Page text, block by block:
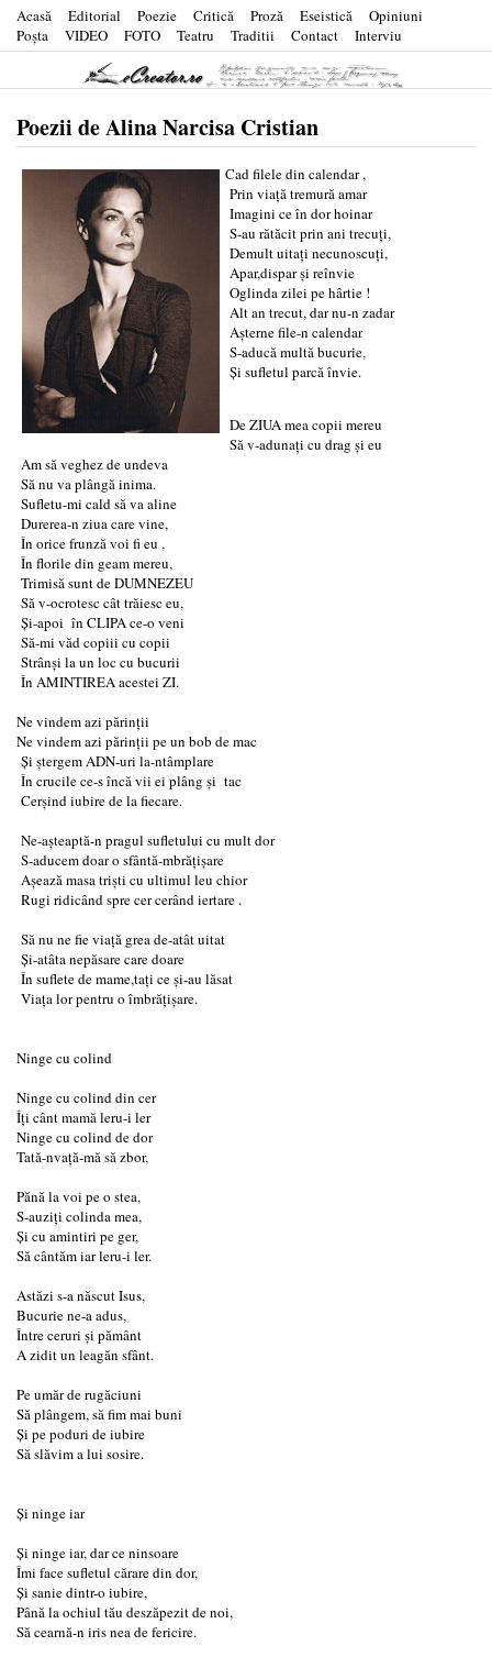
Acasă Editorial Poezie Critică Proză Eseistică
Opiniuni
Poşta
VIDEO FOTO Teatru Traditii Contact Interviu
Poezii de Alina Narcisa Cristian
Cad filele din calendar ,
Prin viață tremură amar
Imagini ce în dor hoinar
S-au rătăcit prin ani trecuți,
Demult uitați necunoscuți,
Apar,dispar și reînvie
Oglinda zilei pe hârtie !
Alt an trecut, dar nu-n zadar
Așterne file-n calendar
S-aducă multă bucurie,
Și sufletul parcă învie.
De ZIUA mea copii mereu
Să v-adunați cu drag și eu
Am să veghez de undeva
Să nu va plângă inima.
Sufletu-mi cald să va aline
Durerea-n ziua care vine,
În orice frunză voi fi eu ,
În florile din geam mereu,
Trimisă sunt de DUMNEZEU
Să v-ocrotesc cât trăiesc eu,
Și-apoi în CLIPA ce-o veni
Să-mi văd copiii cu copii
Strânși la un loc cu bucurii
În AMINTIREA acestei ZI.
Ne vindem azi părinții
Ne vindem azi părinții pe un bob de mac
Și ștergem ADN-uri la-ntâmplare
În crucile ce-s încă vii ei plâng și tac
Cerșind iubire de la fiecare.
Ne-așteaptă-n pragul sufletului cu mult dor
S-aducem doar o sfântă-mbrățișare
Așează masa triști cu ultimul leu chior
Rugi ridicând spre cer cerând iertare .
Să nu ne fie viață grea de-atât uitat
Și-atâta nepăsare care doare
În suflete de mame,tați ce și-au lăsat
Viața lor pentru o îmbrățișare.
Ninge cu colind
Ninge cu colind din cer
Îți cânt mamă leru-i ler
Ninge cu colind de dor
Tată-nvață-mă să zbor,
Pănă la voi pe o stea,
S-auziți colinda mea,
Și cu amintiri pe ger,
Să cântăm iar leru-i ler.
Astăzi s-a născut Isus,
Bucurie ne-a adus,
Între ceruri și pământ
A zidit un leagăn sfânt.
Pe umăr de rugăciuni
Să plângem, să fim mai buni
Și pe poduri de iubire
Să slăvim a lui sosire.
Și ninge iar
Și ninge iar, dar ce ninsoare
Îmi face sufletul cărare din dor,
Și sanie dintr-o iubire,
Până la ochiul tău deszăpezit de noi,
Să cearnă-n iris nea de fericire.